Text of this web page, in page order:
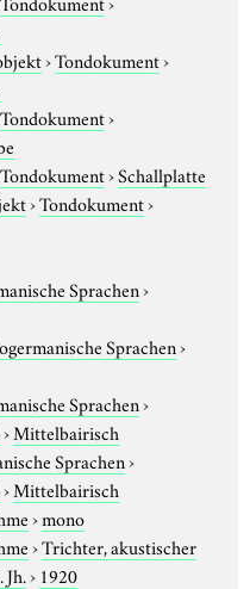
›Tondokument›
Tondokument›
Tondokument›Schallplatte
›Tondokument›
Sprachen›
Sprachen›
Sprachen›
›Mittelbairisch
Sprachen›
›Mittelbairisch
›mono
›Trichter, akustischer
Jh.› 1920